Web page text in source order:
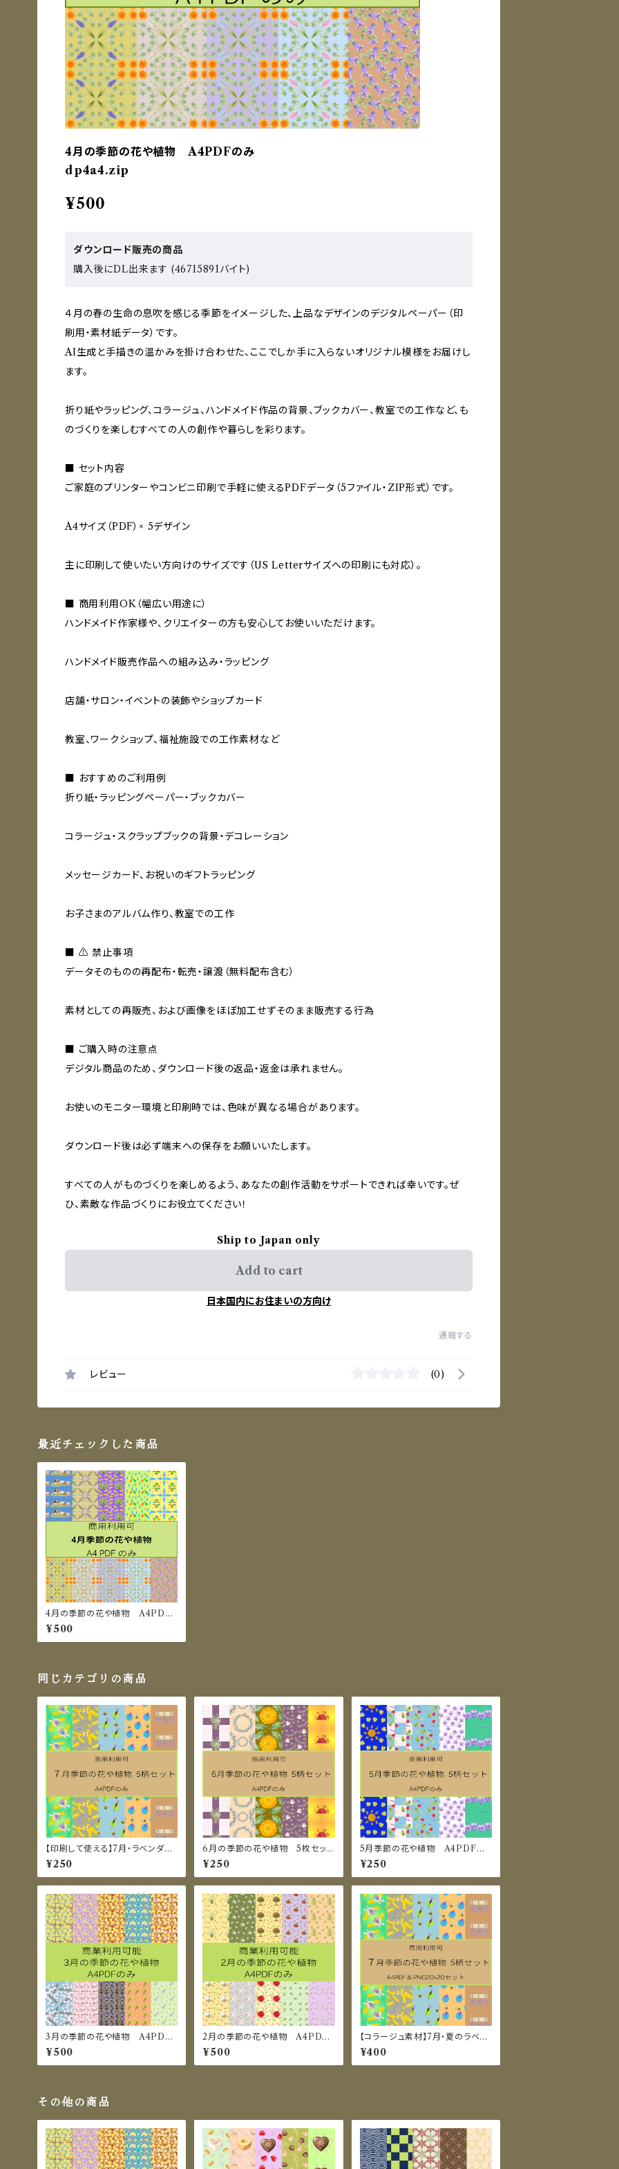
4月の季節の花や植物 A4PDFのみ
dp4a4.zip
¥500
ダウンロード販売の商品
購入後にDL出来ます (46715891バイト)
４月の春の生命の息吹を感じる季節をイメージした、上品なデザインのデジタルペーパー（印
刷用・素材紙データ）です。
AI生成と手描きの温かみを掛け合わせた、ここでしか手に入らないオリジナル模様をお届けし
ます。
折り紙やラッピング、コラージュ、ハンドメイド作品の背景、ブックカバー、教室での工作など、も
のづくりを楽しむすべての人の創作や暮らしを彩ります。
■ セット内容
ご家庭のプリンターやコンビニ印刷で手軽に使えるPDFデータ（5ファイル・ZIP形式）です。
A4サイズ（PDF）× 5デザイン
主に印刷して使いたい方向けのサイズです（US Letterサイズへの印刷にも対応）。
■ 商用利用OK（幅広い用途に）
ハンドメイド作家様や、クリエイターの方も安心してお使いいただけます。
ハンドメイド販売作品への組み込み・ラッピング
店舗・サロン・イベントの装飾やショップカード
教室、ワークショップ、福祉施設での工作素材など
■ おすすめのご利用例
折り紙・ラッピングペーパー・ブックカバー
コラージュ・スクラップブックの背景・デコレーション
メッセージカード、お祝いのギフトラッピング
お子さまのアルバム作り、教室での工作
■ ⚠ 禁止事項
データそのものの再配布・転売・譲渡（無料配布含む）
素材としての再販売、および画像をほぼ加工せずそのまま販売する行為
■ ご購入時の注意点
デジタル商品のため、ダウンロード後の返品・返金は承れません。
お使いのモニター環境と印刷時では、色味が異なる場合があります。
ダウンロード後は必ず端末への保存をお願いいたします。
すべての人がものづくりを楽しめるよう、あなたの創作活動をサポートできれば幸いです。ぜ
ひ、素敵な作品づくりにお役立てください！
Ship to Japan only
Add to cart
日本国内にお住まいの方向け
通報する
レビュー (0)
最近チェックした商品
4月の季節の花や植物 A4PDF
のみ
¥500
同じカテゴリの商品
【印刷して使える】7月・ラベンダー
イメージのコラージュ素材紙 A4
サイズPDF 5枚セット
¥250
6月の季節の花や植物 5枚セッ
ト A4PDF
¥250
5月季節の花や植物 A4PDFの
み
¥250
3月の季節の花や植物 A4PDF
のみ
¥500
2月の季節の花や植物 A4PDF
のみ
¥500
【コラージュ素材】7月・夏のラベン
ダーイメージのデジタルペーパー1
0枚セット（PDF/PNG）
¥400
その他の商品